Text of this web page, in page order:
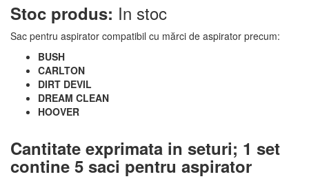
Stoc produs: In stoc
Sac pentru aspirator compatibil cu mărci de aspirator precum:
BUSH
CARLTON
DIRT DEVIL
DREAM CLEAN
HOOVER
Cantitate exprimata in seturi; 1 set
contine 5 saci pentru aspirator